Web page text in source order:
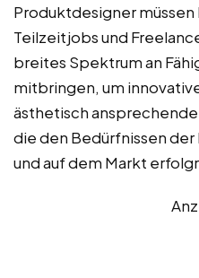
Produktdesigner
Teilzeitjobs und
breites Spektrum an
mitbringen, um
ästhetisch
die den Bedürfnissen
und auf dem Markt